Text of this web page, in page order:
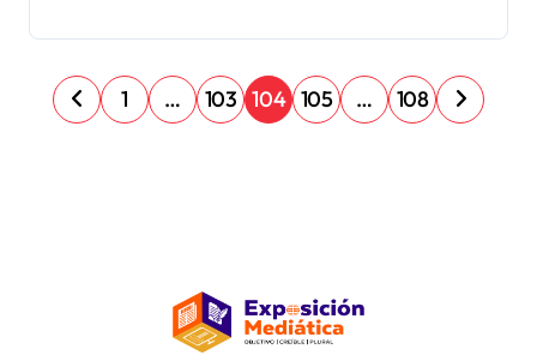
P
a
1 … 103 104 105 … 108